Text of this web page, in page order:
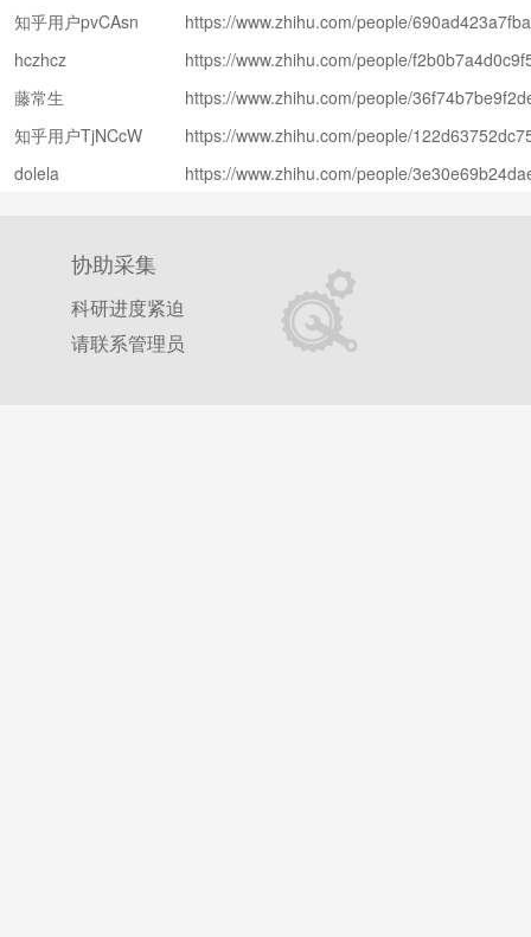
知乎用户pvCAsn
https://www.zhihu.com/people/
hczhcz
https://www.zhihu.com/people/
藤常生
https://www.zhihu.com/people/
知乎用户TjNCcW
https://www.zhihu.com/people/
dolela
https://www.zhihu.com/people/
协助采集
科研进度紧迫
请联系管理员